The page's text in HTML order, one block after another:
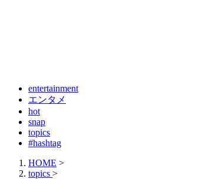
entertainment
エンタメ
hot
snap
topics
#hashtag
HOME >
topics >